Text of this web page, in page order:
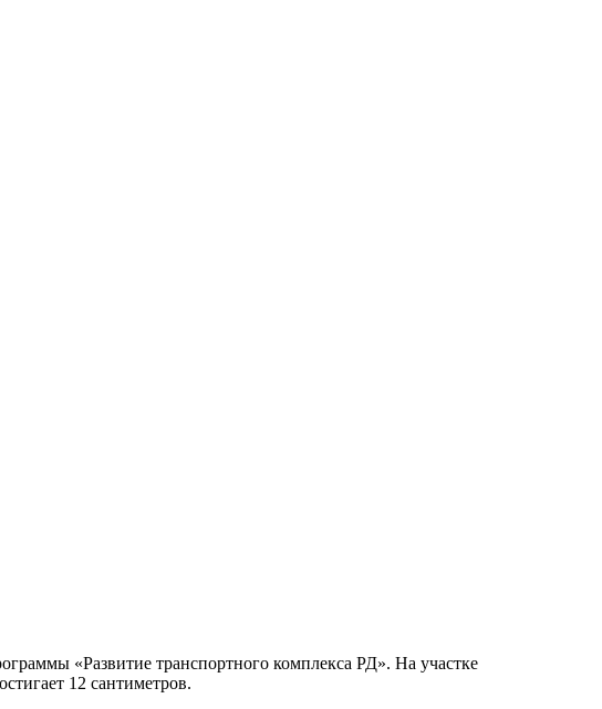
«Развитие транспортного комплекса РД». На участке
12 сантиметров.